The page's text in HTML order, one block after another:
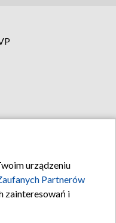
urządzeniu
Partnerów
zainteresowań i